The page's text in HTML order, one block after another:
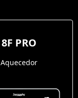
8F PRO
Aquecedor